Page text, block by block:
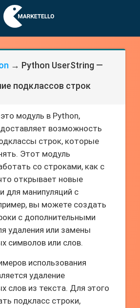
→ Python UserString —
подклассов строк
модуль в Python,
возможность
строк, которые
Этот модуль
со строками, как с
открывает новые
для манипуляций с
вы можете создать
с дополнительными
удаления или замены
символов или слов.
использования
удаление
слов из текста. Для этого
подкласс строки,